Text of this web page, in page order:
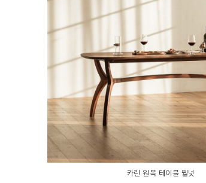
카린 원목 테이블 월넛